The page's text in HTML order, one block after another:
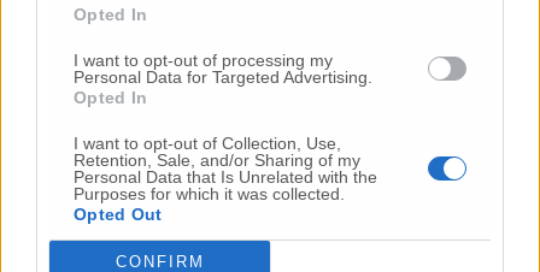
Opted In
I want to opt-out of processing my
Personal Data for Targeted Advertising.
Opted In
I want to opt-out of Collection, Use,
Retention, Sale, and/or Sharing of my
Personal Data that Is Unrelated with the
Purposes for which it was collected.
Opted Out
CONFIRM
Khemaies:dalla condanna per spaccio
alla fuga dai
domiciliari
-Bomba d’acqua e grandine:strade come fiumi,
auto bloccate.Il bilancio complessivo
-
storico commerciante di Lay Line